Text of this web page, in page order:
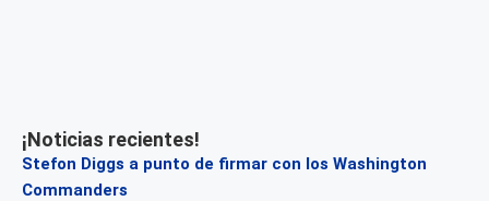
¡Noticias recientes!
Stefon Diggs a punto de firmar con los Washington
Commanders